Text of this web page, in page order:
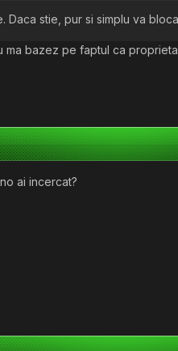
Daca stie, pur si simplu va
bazez pe faptul ca
ai incercat?